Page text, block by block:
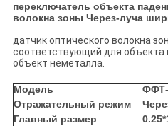
переключатель объекта
волокна зоны Через-луча
датчик оптического волокна
соответствующий для объекта
объект неметалла.
Модель
Отражательный режим
Главный размер